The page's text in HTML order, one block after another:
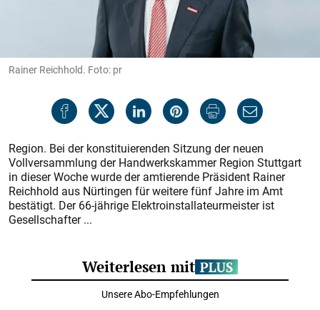
Rainer Reichhold. Foto: pr
Region. Bei der konstituierenden Sitzung der neuen
Vollversammlung der Handwerkskammer Region Stuttgart
in dieser Woche wurde der amtierende Präsident Rainer
Reichhold aus Nürtingen für weitere fünf Jahre im Amt
bestätigt. Der 66-jährige Elektroinstallateurmeister ist
Gesellschafter ...